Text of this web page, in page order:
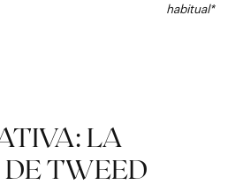
habitual*
LA
TWEED